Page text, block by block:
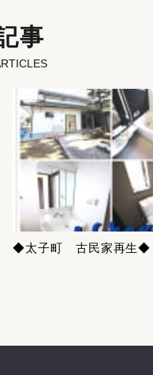
事
◆太子町 古民家再生◆